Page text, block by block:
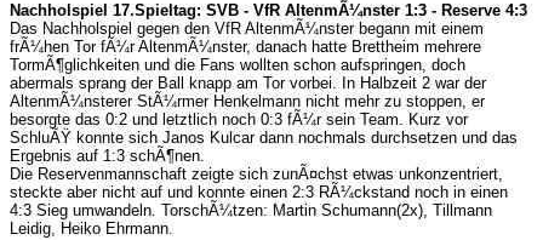
Nachholspiel 17.Spieltag: SVB - VfR AltenmÃ¼nster 1:3 - Reserve 4:3
Das Nachholspiel gegen den VfR AltenmÃ¼nster begann mit einem
frÃ¼hen Tor fÃ¼r AltenmÃ¼nster, danach hatte Brettheim mehrere
TormÃ¶glichkeiten und die Fans wollten schon aufspringen, doch
abermals sprang der Ball knapp am Tor vorbei. In Halbzeit 2 war der
AltenmÃ¼nsterer StÃ¼rmer Henkelmann nicht mehr zu stoppen, er
besorgte das 0:2 und letztlich noch 0:3 fÃ¼r sein Team. Kurz vor
SchluÃŸ konnte sich Janos Kulcar dann nochmals durchsetzen und das
Ergebnis auf 1:3 schÃ¶nen.
Die Reservenmannschaft zeigte sich zunÃ¤chst etwas unkonzentriert,
steckte aber nicht auf und konnte einen 2:3 RÃ¼ckstand noch in einen
4:3 Sieg umwandeln. TorschÃ¼tzen: Martin Schumann(2x), Tillmann
Leidig, Heiko Ehrmann.